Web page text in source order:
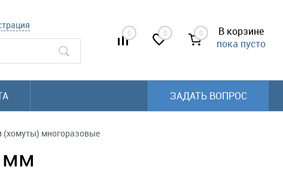
0 0 0
В корзине
пока пусто
ЗАДАТЬ ВОПРОС
(хомуты) многоразовые
мм